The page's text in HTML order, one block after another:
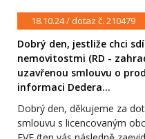
18.10.24 / dotaz č. 210479
Dobrý den, jestliže chci
nemovitostmi (RD -
uzavřenou smlouvu o
informaci Dedera...
Dobrý den, děkujeme za
smlouvu s licencovaným